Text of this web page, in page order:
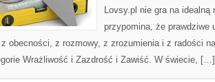
Lovsy.pl nie gra na idealną
przypomina, że prawdziwe
z obecności, z rozmowy, z zrozumienia i z radości
Wrażliwość i Zazdrość i Zawiść. W świecie, […]